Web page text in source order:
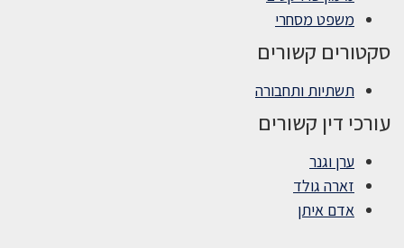
משפט מסחרי
סקטורים קשורים
תשתיות ותחבורה
עורכי דין קשורים
ערן וגנר
זארה גולד
אדם איתן